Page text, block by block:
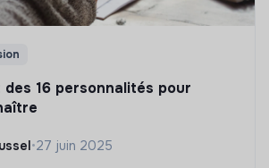
des 16 personnalités pour
•27 juin 2025